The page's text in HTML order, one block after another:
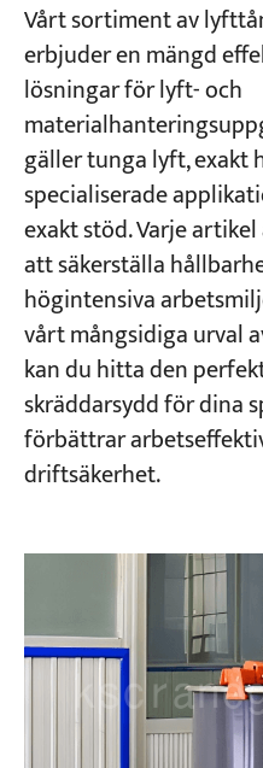
Bloggar
Nyheter
Kontakta oss
Vårt sortiment av
erbjuder en mängd
lösningar för lyft- och
gäller tunga lyft, exakt
specialiserade
exakt stöd. Varje
att säkerställa
högintensiva
vårt mångsidiga urval
kan du hitta den
skräddarsydd för dina
förbättrar
driftsäkerhet.